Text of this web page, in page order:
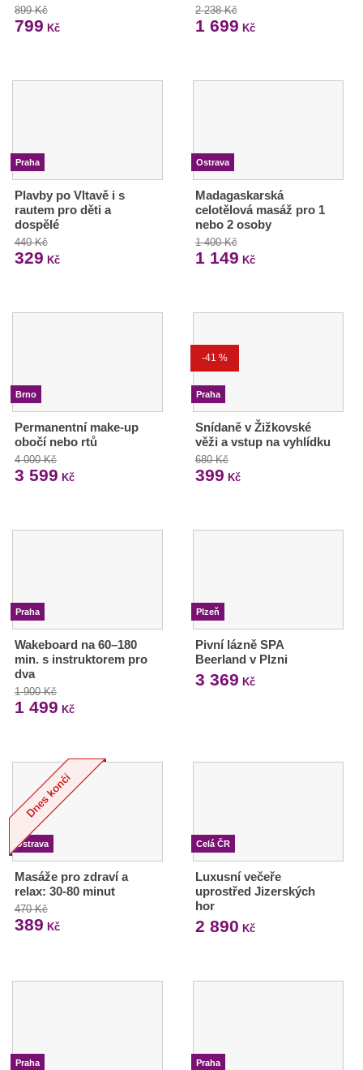
899 Kč
799 Kč
2 238 Kč
1 699 Kč
Praha
Plavby po Vltavě i s
rautem pro děti a
dospělé
440 Kč
329 Kč
Ostrava
Madagaskarská
celotělová masáž pro 1
nebo 2 osoby
1 400 Kč
1 149 Kč
Brno
Permanentní make-up
obočí nebo rtů
4 000 Kč
3 599 Kč
-41 %
Praha
Snídaně v Žižkovské
věži a vstup na vyhlídku
680 Kč
399 Kč
Praha
Wakeboard na 60–180
min. s instruktorem pro
dva
1 900 Kč
1 499 Kč
Plzeň
Pivní lázně SPA
Beerland v Plzni
3 369 Kč
Ostrava
Masáže pro zdraví a
relax: 30-80 minut
470 Kč
389 Kč
Celá ČR
Luxusní večeře
uprostřed Jizerských
hor
2 890 Kč
Praha Praha